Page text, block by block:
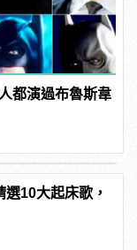
都演過布魯斯韋
10大起床歌，